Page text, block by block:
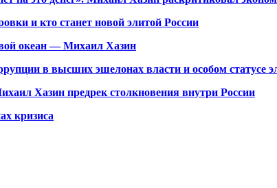
и кто станет новой элитой России
океан — Михаил Хазин
в высших эшелонах власти и особом статусе
Хазин предрек столкновения внутри России
кризиса